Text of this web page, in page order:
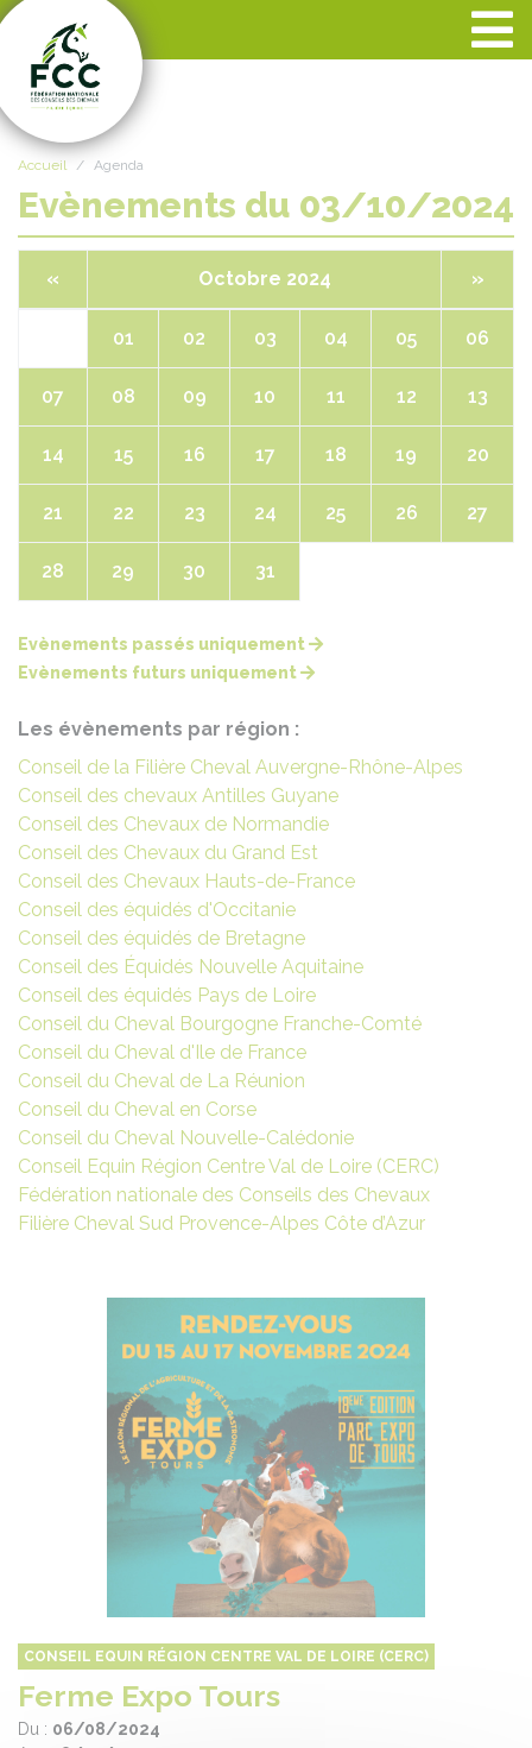
Accueil Agenda
Evènements du 03/10/2024
« Octobre 2024 »
01 02 03 04 05 06
07 08 09 10 11 12 13
14 15 16 17 18 19 20
21 22 23 24 25 26 27
28 29 30 31
Evènements passés uniquement
Evènements futurs uniquement
Les évènements par région :
Conseil de la Filière Cheval Auvergne-Rhône-Alpes
Conseil des chevaux Antilles Guyane
Conseil des Chevaux de Normandie
Conseil des Chevaux du Grand Est
Conseil des Chevaux Hauts-de-France
Conseil des équidés d'Occitanie
Conseil des équidés de Bretagne
Conseil des Équidés Nouvelle Aquitaine
Conseil des équidés Pays de Loire
Conseil du Cheval Bourgogne Franche-Comté
Conseil du Cheval d'Ile de France
Conseil du Cheval de La Réunion
Conseil du Cheval en Corse
Conseil du Cheval Nouvelle-Calédonie
Conseil Equin Région Centre Val de Loire (CERC)
Fédération nationale des Conseils des Chevaux
Filière Cheval Sud Provence-Alpes Côte d’Azur
CONSEIL EQUIN RÉGION CENTRE VAL DE LOIRE (CERC)
Ferme Expo Tours
Du : 06/08/2024
Panneau de gestion des cookies